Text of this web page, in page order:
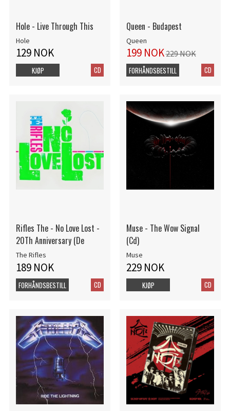
Hole - Live Through This
Hole
129 NOK
CD
KJØP
Queen - Budapest
Queen
199 NOK229 NOK
CD
FORHÅNDSBESTILL
Rifles The - No Love Lost -
20Th Anniversary (De
The Rifles
189 NOK
CD
FORHÅNDSBESTILL
Muse - The Wow Signal
(Cd)
Muse
229 NOK
CD
KJØP